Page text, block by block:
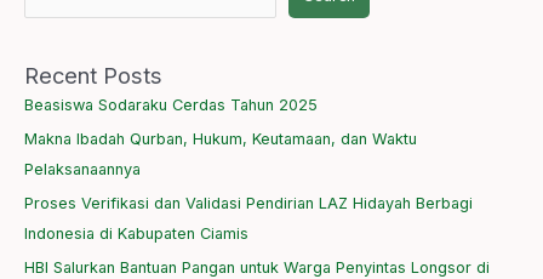
Recent Posts
Beasiswa Sodaraku Cerdas Tahun 2025
Makna Ibadah Qurban, Hukum, Keutamaan, dan Waktu
Pelaksanaannya
Proses Verifikasi dan Validasi Pendirian LAZ Hidayah Berbagi
Indonesia di Kabupaten Ciamis
HBI Salurkan Bantuan Pangan untuk Warga Penyintas Longsor di